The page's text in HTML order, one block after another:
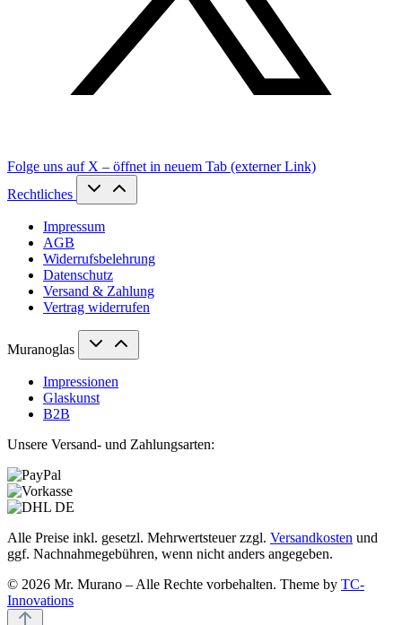
Folge uns auf X – öffnet in neuem Tab (externer Link)
Rechtliches
Impressum
AGB
Widerrufsbelehrung
Datenschutz
Versand & Zahlung
Vertrag widerrufen
Muranoglas
Impressionen
Glaskunst
B2B
Unsere Versand- und Zahlungsarten:
Alle Preise inkl. gesetzl. Mehrwertsteuer zzgl. Versandkosten und
ggf. Nachnahmegebühren, wenn nicht anders angegeben.
© 2026 Mr. Murano – Alle Rechte vorbehalten. Theme by TC-
Innovations